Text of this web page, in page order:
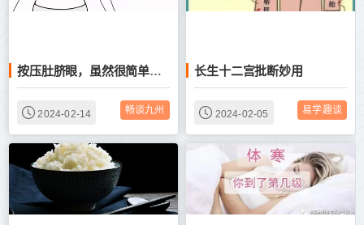
按压肚脐眼，虽然很简单，却是一招妙用无穷的道家长寿奇术！
2024-02-14 畅谈九州
长生十二宫批断妙用
2024-02-05 易学趣谈